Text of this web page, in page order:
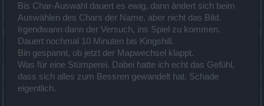
Bis Char-Auswahl dauert es ewig, dann ändert sich beim
Auswählen des Chars der Name, aber nicht das Bild.
Irgendwann dann der Versuch, ins Spiel zu kommen.
Dauert nochmal 10 Minuten bis Kingshill.
Bin gespannt, ob jetzt der Mapwechsel klappt.
Was für eine Stümperei. Dabei hatte ich echt das Gefühl,
dass sich alles zum Bessren gewandelt hat. Schade
eigentlich.